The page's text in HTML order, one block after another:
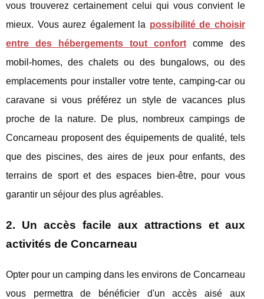
vous trouverez certainement celui qui vous convient le
mieux. Vous aurez également la possibilité de choisir
entre des hébergements tout confortcomme des
mobil-homes, des chalets ou des bungalows, ou des
emplacements pour installer votre tente, camping-car ou
caravane si vous préférez un style de vacances plus
proche de la nature. De plus, nombreux campings de
Concarneau proposent des équipements de qualité, tels
que des piscines, des aires de jeux pour enfants, des
terrains de sport et des espaces bien-être, pour vous
garantir un séjour des plus agréables.
2. Un accès facile aux attractions et aux
activités de Concarneau
Opter pour un camping dans les environs de Concarneau
vous permettra de bénéficier d'un accès aisé aux